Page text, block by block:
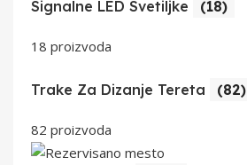
Signalne LED Svetiljke (18)
18 proizvoda
Trake Za Dizanje Tereta (82)
82 proizvoda